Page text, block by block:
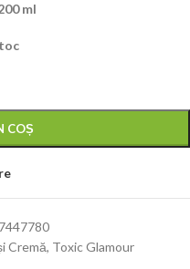
ml
COȘ
Cremă, Toxic Glamour